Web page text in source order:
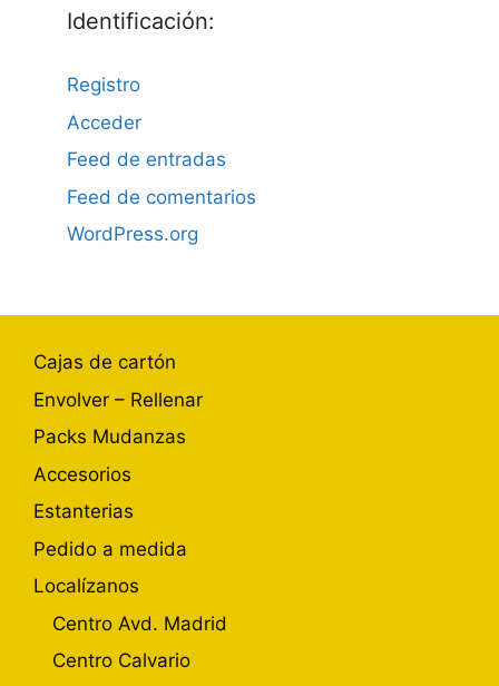
Identificación:
Registro
Acceder
Feed de entradas
Feed de comentarios
WordPress.org
Cajas de cartón
Envolver – Rellenar
Packs Mudanzas
Accesorios
Estanterias
Pedido a medida
Localízanos
Centro Avd. Madrid
Centro Calvario